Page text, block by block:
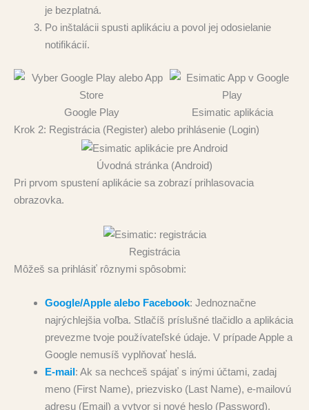
je bezplatná.
Po inštalácii spusti aplikáciu a povol jej odosielanie
notifikácií.
Google Play
Esimatic aplikácia
Krok 2: Registrácia (Register) alebo prihlásenie (Login)
Úvodná stránka (Android)
Pri prvom spustení aplikácie sa zobrazí prihlasovacia
obrazovka.
Registrácia
Môžeš sa prihlásiť rôznymi spôsobmi:
Google/Apple alebo Facebook: Jednoznačne
najrýchlejšia voľba. Stlačíš príslušné tlačidlo a aplikácia
prevezme tvoje používateľské údaje. V prípade Apple a
Google nemusíš vyplňovať heslá.
E‑mail: Ak sa nechceš spájať s inými účtami, zadaj
meno (First Name), priezvisko (Last Name), e‑mailovú
adresu (Email) a vytvor si nové heslo (Password).